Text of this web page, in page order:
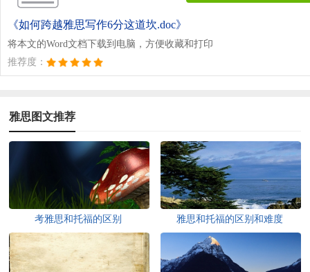
《如何跨越雅思写作6分这道坎.doc》
将本文的Word文档下载到电脑，方便收藏和打印
推荐度：
雅思图文推荐
考雅思和托福的区别 雅思和托福的区别和难度